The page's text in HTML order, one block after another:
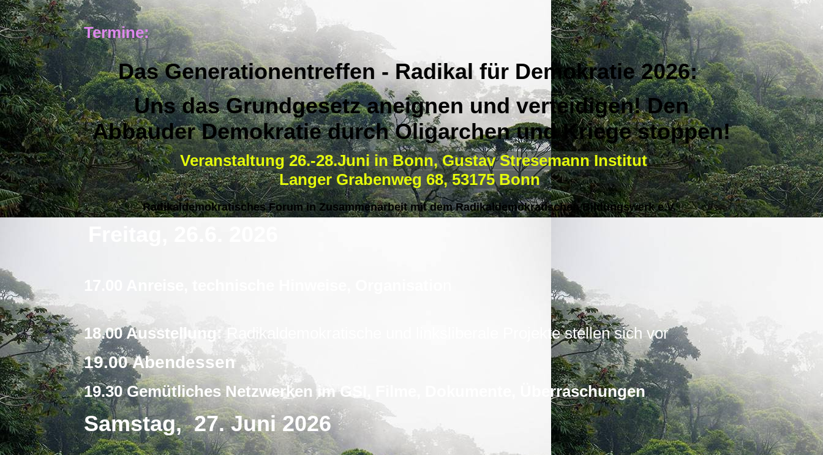
Termine:
Das Generationentreffen - Radikal für Demokratie 2026:
Uns das Grundgesetz aneignen und verteidigen! Den
Abbauder Demokratie durch Oligarchen und Kriege stoppen!
Veranstaltung 26.-28.Juni in Bonn, Gustav Stresemann Institut
Langer Grabenweg 68, 53175 Bonn
Radikaldemokratisches Forum in Zusammenarbeit mit dem Radikaldemokratischen Bildungswerk e.V.
18.00 Ausstellung: Radikaldemokratische und linksliberale Projekte stellen sich vor
19.00 Abendessen
19.30 Gemütliches Netzwerken im GSI, Filme, Dokumente, Überraschungen
Samstag, 27. Juni 2026